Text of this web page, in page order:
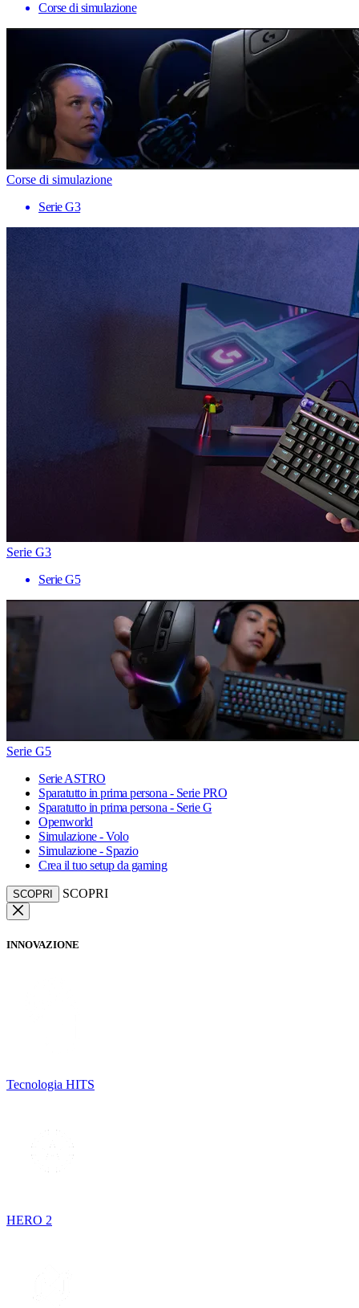
Corse di simulazione
Corse di simulazione
Serie G3
Serie G3
Serie G5
Serie G5
Serie ASTRO
Sparatutto in prima persona - Serie PRO
Sparatutto in prima persona - Serie G
Openworld
Simulazione - Volo
Simulazione - Spazio
Crea il tuo setup da gaming
SCOPRI SCOPRI
INNOVAZIONE
Tecnologia HITS
HERO 2